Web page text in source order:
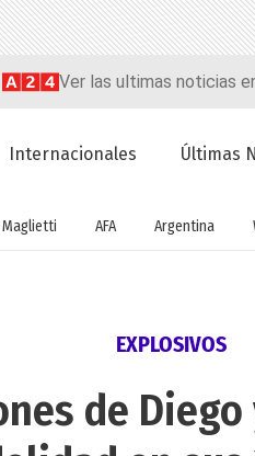
Ver las ultimas noticias
Internacionales Últimas
AFA Argentina
EXPLOSIVOS
de